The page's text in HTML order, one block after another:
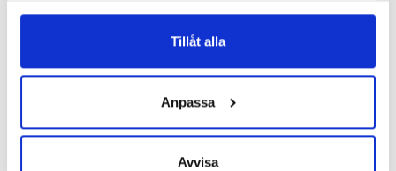
Tillåt alla
Anpassa
Avvisa
Stockholm Hornstull,Stockholm Odengatan
Stockholm Sickla,Stockholm Storgatan,Umeå,Uppsala,